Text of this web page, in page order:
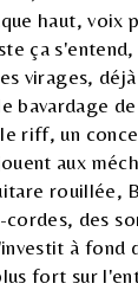
haut, voix
ça s'entend,
virages,
bavardage
riff, un
aux
rouillée,
des
à fond
fort sur